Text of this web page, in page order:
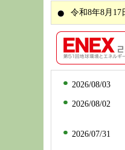
令和8年8月17
2026/08/03
2026/08/02
2026/07/31